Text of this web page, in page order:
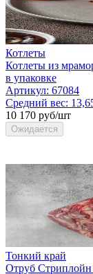
Котлеты
Котлеты из
в упаковке
Артикул: 67084
Средний вес:
10 170 руб/шт
Ожидается
Тонкий край
Отруб